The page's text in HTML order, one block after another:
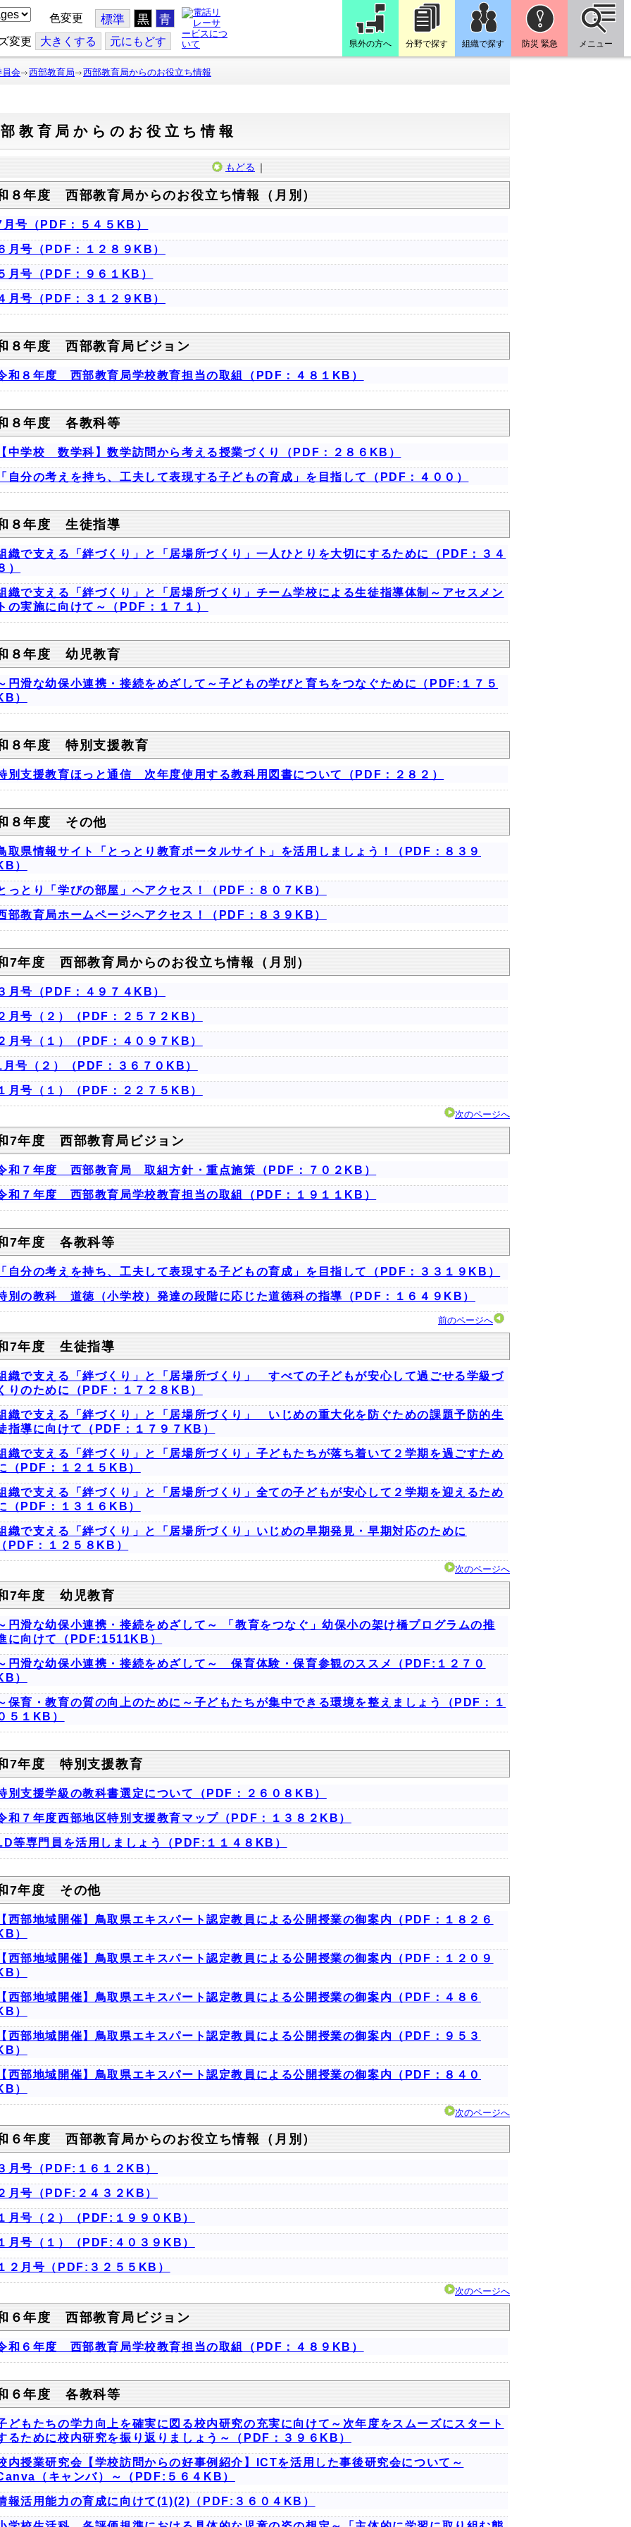
色変更 標準 黒 青
変更 大きくする 元にもどす 県外の方へ 分野で探す 組織で探す 防災 緊急 メニュー
員会 西部教育局 西部教育局からのお役立ち情報
教育局からのお役立ち情報
もどる ｜
８年度 西部教育局からのお役立ち情報（月別）
月号（PDF：５４５KB）
月号（PDF：１２８９KB）
月号（PDF：９６１KB）
月号（PDF：３１２９KB）
８年度 西部教育局ビジョン
和８年度 西部教育局学校教育担当の取組（PDF：４８１KB）
８年度 各教科等
中学校 数学科】数学訪問から考える授業づくり（PDF：２８６KB）
自分の考えを持ち、工夫して表現する子どもの育成」を目指して（PDF：４００）
８年度 生徒指導
織で支える「絆づくり」と「居場所づくり」一人ひとりを大切にするために（PDF：３４
）
織で支える「絆づくり」と「居場所づくり」チーム学校による生徒指導体制～アセスメン
の実施に向けて～（PDF：１７１）
８年度 幼児教育
円滑な幼保小連携・接続をめざして～子どもの学びと育ちをつなぐために（PDF:１７５
）
８年度 特別支援教育
別支援教育ほっと通信 次年度使用する教科用図書について（PDF：２８２）
８年度 その他
取県情報サイト「とっとり教育ポータルサイト」を活用しましょう！（PDF：８３９
）
っとり「学びの部屋」へアクセス！（PDF：８０７KB）
部教育局ホームページへアクセス！（PDF：８３９KB）
7年度 西部教育局からのお役立ち情報（月別）
月号（PDF：４９７４KB）
月号（２）（PDF：２５７２KB）
月号（１）（PDF：４０９７KB）
月号（２）（PDF：３６７０KB）
月号（１）（PDF：２２７５KB）
次のページへ
7年度 西部教育局ビジョン
和７年度 西部教育局 取組方針・重点施策（PDF：７０２KB）
和７年度 西部教育局学校教育担当の取組（PDF：１９１１KB）
7年度 各教科等
自分の考えを持ち、工夫して表現する子どもの育成」を目指して（PDF：３３１９KB）
別の教科 道徳（小学校）発達の段階に応じた道徳科の指導（PDF：１６４９KB）
前のページへ
7年度 生徒指導
織で支える「絆づくり」と「居場所づくり」 すべての子どもが安心して過ごせる学級づ
りのために（PDF：１７２８KB）
織で支える「絆づくり」と「居場所づくり」 いじめの重大化を防ぐための課題予防的生
指導に向けて（PDF：１７９７KB）
織で支える「絆づくり」と「居場所づくり」子どもたちが落ち着いて２学期を過ごすため
（PDF：１２１５KB）
織で支える「絆づくり」と「居場所づくり」全ての子どもが安心して２学期を迎えるため
（PDF：１３１６KB）
織で支える「絆づくり」と「居場所づくり」いじめの早期発見・早期対応のために
PDF：１２５８KB）
次のページへ
7年度 幼児教育
円滑な幼保小連携・接続をめざして～ 「教育をつなぐ」幼保小の架け橋プログラムの推
に向けて（PDF:1511KB）
円滑な幼保小連携・接続をめざして～ 保育体験・保育参観のススメ（PDF:１２７０
）
保育・教育の質の向上のために～子どもたちが集中できる環境を整えましょう（PDF：１
５１KB）
7年度 特別支援教育
別支援学級の教科書選定について（PDF：２６０８KB）
和７年度西部地区特別支援教育マップ（PDF：１３８２KB）
等専門員を活用しましょう（PDF:１１４８KB）
7年度 その他
西部地域開催】鳥取県エキスパート認定教員による公開授業の御案内（PDF：１８２６
）
西部地域開催】鳥取県エキスパート認定教員による公開授業の御案内（PDF：１２０９
）
西部地域開催】鳥取県エキスパート認定教員による公開授業の御案内（PDF：４８６
）
西部地域開催】鳥取県エキスパート認定教員による公開授業の御案内（PDF：９５３
）
西部地域開催】鳥取県エキスパート認定教員による公開授業の御案内（PDF：８４０
）
次のページへ
６年度 西部教育局からのお役立ち情報（月別）
月号（PDF:１６１２KB）
月号（PDF:２４３２KB）
月号（２）（PDF:１９９０KB）
月号（１）（PDF:４０３９KB）
２月号（PDF:３２５５KB）
次のページへ
６年度 西部教育局ビジョン
和６年度 西部教育局学校教育担当の取組（PDF：４８９KB）
６年度 各教科等
どもたちの学力向上を確実に図る校内研究の充実に向けて～次年度をスムーズにスタート
るために校内研究を振り返りましょう～（PDF：３９６KB）
内授業研究会【学校訪問からの好事例紹介】ICTを活用した事後研究会について～
（キャンバ）～（PDF:５６４KB）
報活用能力の育成に向けて(1)(2)（PDF:３６０４KB）